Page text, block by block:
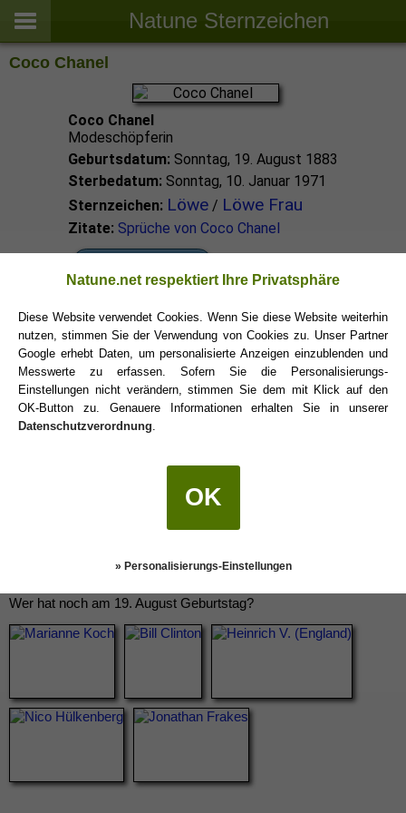
Natune Sternzeichen
Coco Chanel
Coco Chanel
Modeschöpferin
Geburtsdatum: Sonntag, 19. August 1883
Sterbedatum: Sonntag, 10. Januar 1971
Sternzeichen: Löwe/ Löwe Frau
Zitate: Sprüche von Coco Chanel
Löwe Sternzeichen
Wer hat noch am 19. August Geburtstag?
Natune.net respektiert Ihre Privatsphäre
Diese Website verwendet Cookies. Wenn Sie diese Website weiterhin
nutzen, stimmen Sie der Verwendung von Cookies zu. Unser Partner
Google erhebt Daten, um personalisierte Anzeigen einzublenden und
Messwerte zu erfassen. Sofern Sie die Personalisierungs-
Einstellungen nicht verändern, stimmen Sie dem mit Klick auf den
OK-Button zu. Genauere Informationen erhalten Sie in unserer
Datenschutzverordnung
OK
» Personalisierungs-Einstellungen